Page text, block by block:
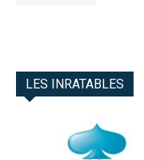
LES INRATABLES